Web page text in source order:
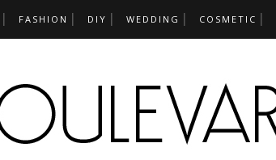
FASHION DIY WEDDING COSMETIC